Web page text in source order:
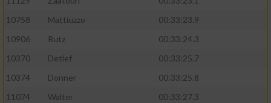
10758
Mattiuzzo
00:33:23.9
10906
Rutz
00:33:24.3
10370
Detlef
00:33:25.7
10374
Donner
00:33:25.8
11074
Walter
00:33:27.3